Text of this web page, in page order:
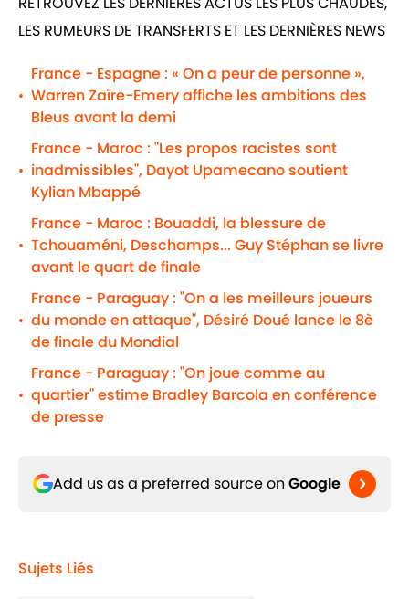
LES RUMEURS DE TRANSFERTS ET LES DERNIÈRES NEWS
•
France - Espagne : « On a peur de personne »,
Warren Zaïre-Emery affiche les ambitions des
Bleus avant la demi
•
France - Maroc : "Les propos racistes sont
inadmissibles", Dayot Upamecano soutient
Kylian Mbappé
•
France - Maroc : Bouaddi, la blessure de
Tchouaméni, Deschamps... Guy Stéphan se livre
avant le quart de finale
•
France - Paraguay : "On a les meilleurs joueurs
du monde en attaque", Désiré Doué lance le 8è
de finale du Mondial
•
France - Paraguay : "On joue comme au
quartier" estime Bradley Barcola en conférence
de presse
Add us as a preferred source on Google
Sujets Liés